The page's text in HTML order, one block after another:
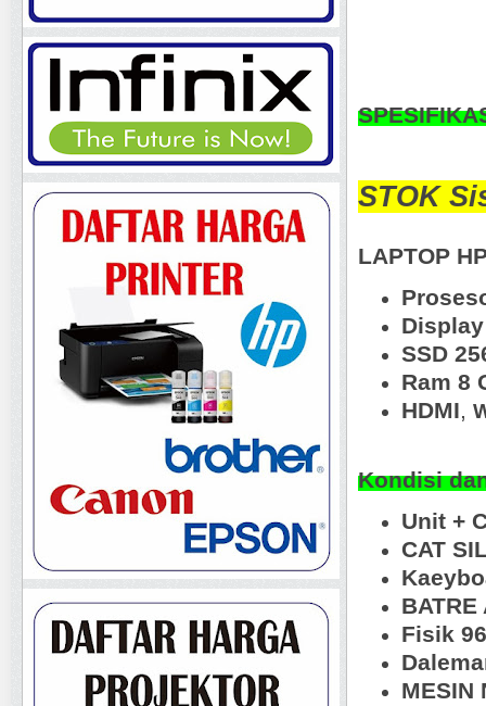
STOK
LAPTOP
SSD
Ram 8
HDMI
Kondisi
Unit +
CAT
BATRE
Fisik
MESIN